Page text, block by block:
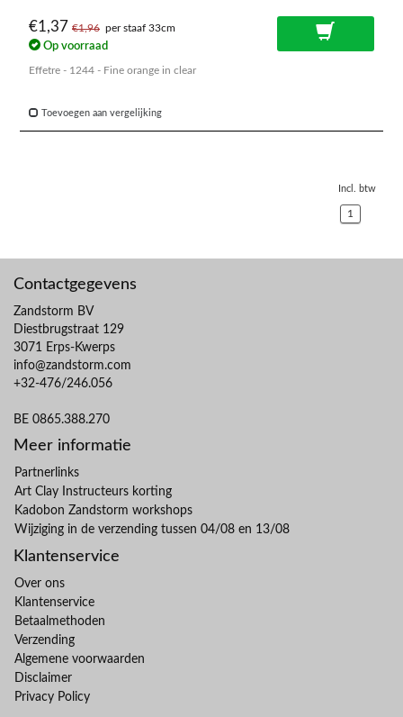
€1,37 €1,96 per staaf 33cm
Op voorraad
Effetre - 1244 - Fine orange in clear
Toevoegen aan vergelijking
Incl. btw
1
Contactgegevens
Zandstorm BV
Diestbrugstraat 129
3071 Erps-Kwerps
info@zandstorm.com
+32-476/246.056
BE 0865.388.270
Meer informatie
Partnerlinks
Art Clay Instructeurs korting
Kadobon Zandstorm workshops
Wijziging in de verzending tussen 04/08 en 13/08
Klantenservice
Over ons
Klantenservice
Betaalmethoden
Verzending
Algemene voorwaarden
Disclaimer
Privacy Policy